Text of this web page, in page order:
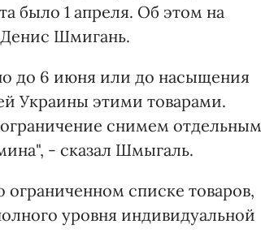
было 1 апреля. Об этом на
Шмигань.
до 6 июня или до насыщения
Украины этими товарами.
снимем отдельным
- сказал Шмыгаль.
ограниченном списке товаров,
уровня индивидуальной